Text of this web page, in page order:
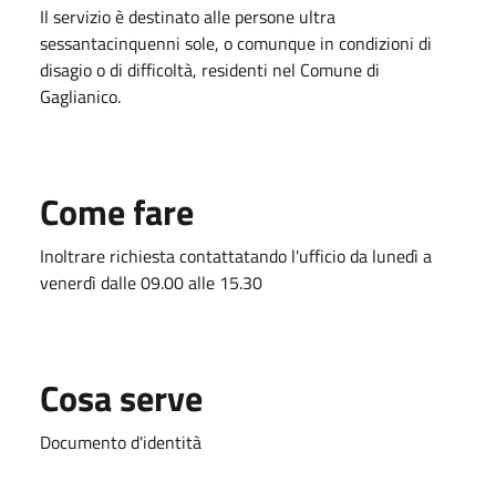
Il servizio è destinato alle persone ultra
sessantacinquenni sole, o comunque in condizioni di
disagio o di difficoltà, residenti nel Comune di
Gaglianico.
Come fare
Inoltrare richiesta contattatando l'ufficio da lunedì a
venerdì dalle 09.00 alle 15.30
Cosa serve
Documento d'identità